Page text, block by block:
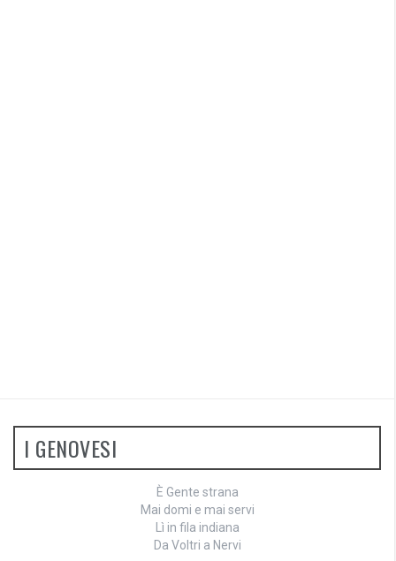
I GENOVESI
È Gente strana
Mai domi e mai servi
Lì in fila indiana
Da Voltri a Nervi